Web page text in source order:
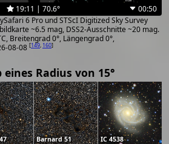
19:11 | 70.6°
00:50
6 Pro und STScI Digitized Sky Survey
~6.5 mag, DSS2-Ausschnitte ~20 mag.
Breitengrad 0°, Längengrad 0°,
08-08 [149, 160]
Radius von 15°
Barnard 51 IC 4538